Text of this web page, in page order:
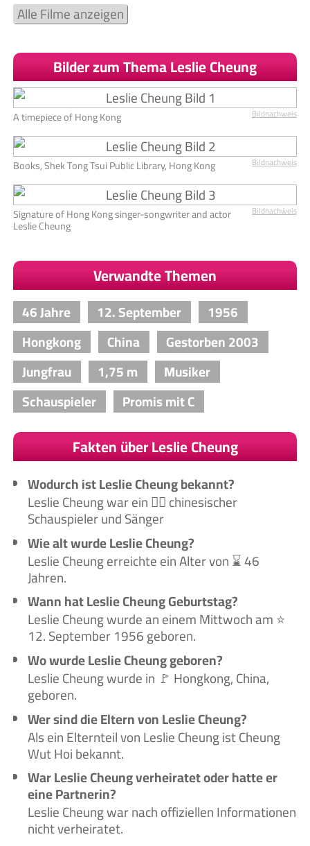
Alle Filme anzeigen
Bilder zum Thema Leslie Cheung
Bildnachweis
A timepiece of Hong Kong
Bildnachweis
Books, Shek Tong Tsui Public Library, Hong Kong
Bildnachweis
Signature of Hong Kong singer-songwriter and actor
Leslie Cheung
Verwandte Themen
46 Jahre 12. September
1956
Hongkong
China
Gestorben 2003
Jungfrau
1,75 m
Musiker
Schauspieler
Promis mit C
Fakten über Leslie Cheung
Wodurch ist Leslie Cheung bekannt?
Leslie Cheung war ein 🙋‍♂️ chinesischer
Schauspieler und Sänger
Wie alt wurde Leslie Cheung?
Leslie Cheung erreichte ein Alter von ⌛ 46
Jahren.
Wann hat Leslie Cheung Geburtstag?
Leslie Cheung wurde an einem Mittwoch am ⭐
12. September 1956 geboren.
Wo wurde Leslie Cheung geboren?
Leslie Cheung wurde in 🚩 Hongkong, China,
geboren.
Wer sind die Eltern von Leslie Cheung?
Als ein Elternteil von Leslie Cheung ist Cheung
Wut Hoi bekannt.
War Leslie Cheung verheiratet oder hatte er
eine Partnerin?
Leslie Cheung war nach offiziellen Informationen
nicht verheiratet.